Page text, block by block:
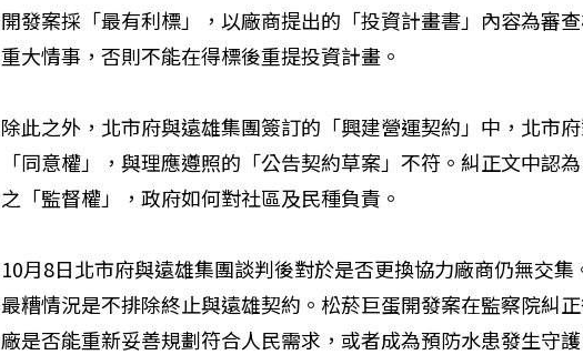
開發案採「最有利標」，以廠商提出的「投資計畫書」內容為審
重大情事，否則不能在得標後重提投資計畫。
除此之外，北市府與遠雄集團簽訂的「興建營運契約」中，北市
「同意權」，與理應遵照的「公告契約草案」不符。糾正文中認
之「監督權」，政府如何對社區及民種負責。
10月8日北市府與遠雄集團談判後對於是否更換協力廠商仍無交集
最糟情況是不排除終止與遠雄契約。松菸巨蛋開發案在監察院糾
廠是否能重新妥善規劃符合人民需求，或者成為預防水患發生守